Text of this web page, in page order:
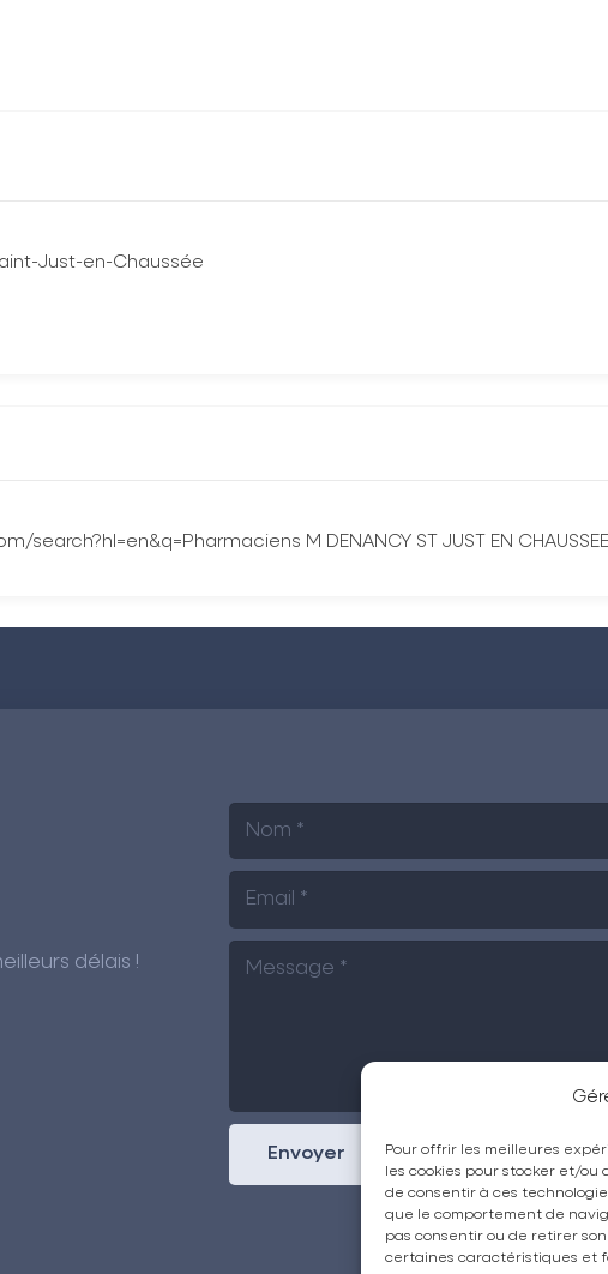
Pour offrir les meilleures
les cookies pour stocker et/
de consentir à ces
que le comportement de
pas consentir ou de retirer
certaines caractéristiques et
Just-en-Chaussée
M DENANCY ST JUST EN CHAUSSEE
délais !
Envoyer